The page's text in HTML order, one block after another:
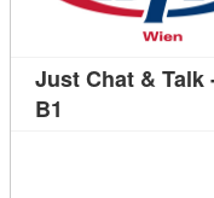
Just Chat &
B1